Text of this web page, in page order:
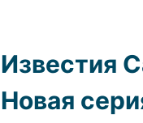
Известия
Новая